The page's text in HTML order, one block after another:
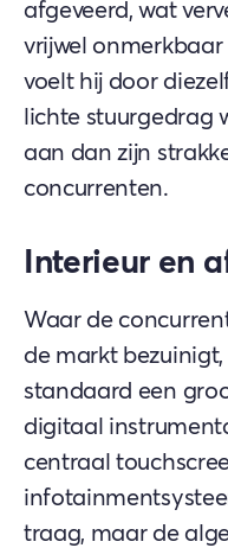
afgeveerd, wat
vrijwel
voelt hij door
lichte stuurgedrag
aan dan zijn
concurrenten.
Interieur en
Waar de
de markt
standaard een
digitaal
centraal
traag, maar de